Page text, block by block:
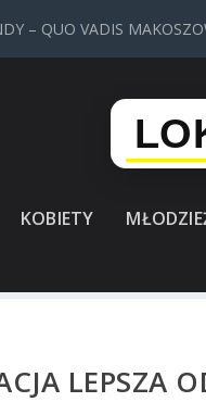
– QUO VADIS
KOBIETY
LEPSZA